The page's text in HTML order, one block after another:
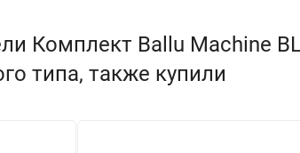
Комплект Ballu Machine
типа, также купили